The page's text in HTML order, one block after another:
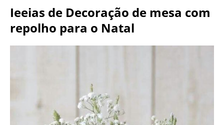
Ieeias de Decoração de mesa com
repolho para o Natal